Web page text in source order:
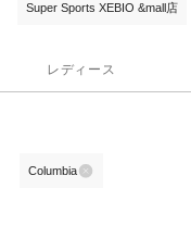
Super Sports XEBIO &mall店
レディース
Columbia